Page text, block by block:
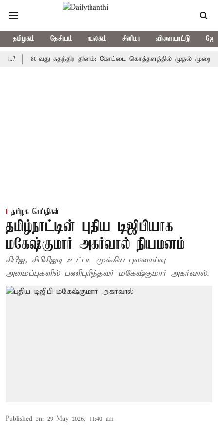
தமிழகம் தேசியம் உலகம் சினிமா விளையாட்டு
80-வது சுதந்திர தினம்: கோட்டை கொத்தளத்தில் முதல் முறையாக
தமிழக செய்திகள்
தமிழ்நாட்டின் புதிய டிஜிபியாக
மகேஷ்குமார் அகர்வால் நியமனம்
சிபிஐ, சிபிசிஐடி உட்பட முக்கிய புலனாய்வு
அமைப்புகளில் பணிபுரிந்தவர் மகேஷ்குமார் அகர்வால்.
Published on: 29 May 2026, 11:40 am